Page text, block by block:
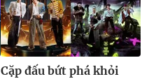
Cặp đấu bứt phá khỏi